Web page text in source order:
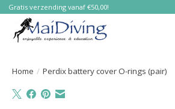
Gratis verzending vanaf €50,00!
Home / Perdix battery cover O-rings (pair)